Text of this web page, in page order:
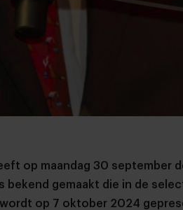
op maandag 30 september
bekend gemaakt die in de
wordt op 7 oktober 2024